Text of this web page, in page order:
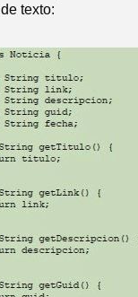
texto: